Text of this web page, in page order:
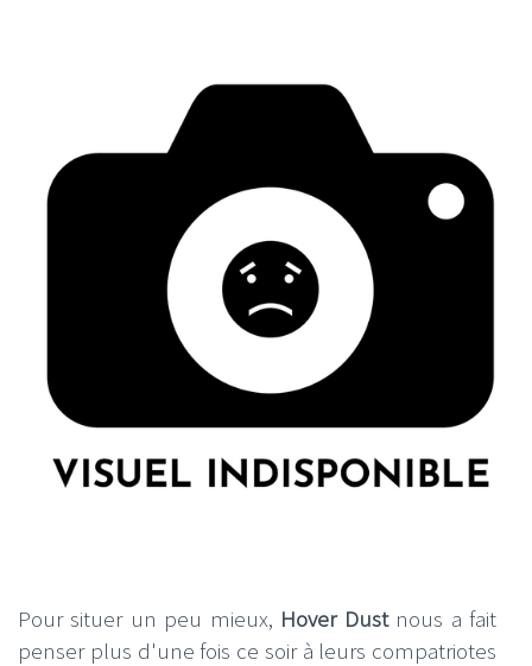
Pour situer un peu mieux, Hover Dustnous a fait
penser plus d'une fois ce soir à leurs compatriotes